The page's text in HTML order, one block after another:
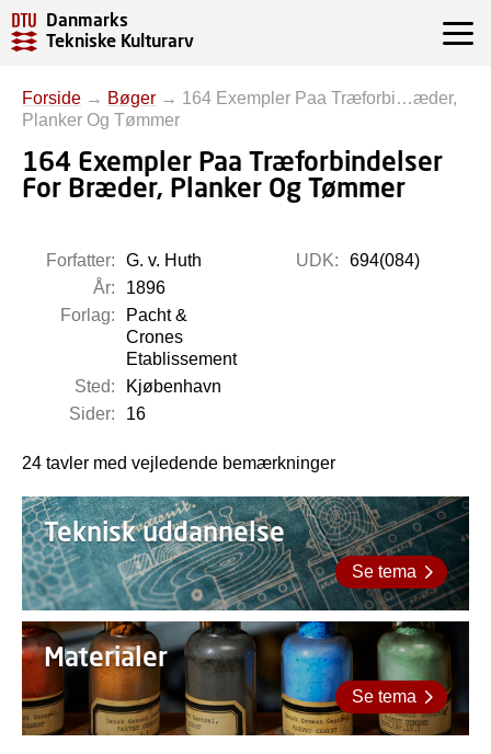
Danmarks
Tekniske Kulturarv
Forside → Bøger → 164 Exempler Paa Træforbi…æder,
Planker Og Tømmer
164 Exempler Paa Træforbindelser
For Bræder, Planker Og Tømmer
Forfatter:
G. v. Huth
År:
1896
Forlag:
Pacht &
Crones
Etablissement
Sted:
Kjøbenhavn
Sider:
16
UDK: 694(084)
24 tavler med vejledende bemærkninger
Teknisk uddannelse
Se tema
Materialer
Se tema